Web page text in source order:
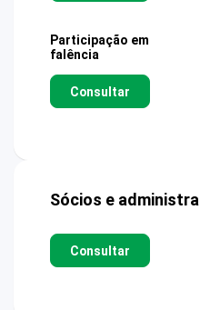
Participação em
falência
Consultar
Sócios e
Consultar